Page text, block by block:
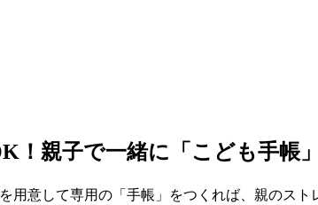
！親子で一緒に「こども手帳
用意して専用の「手帳」をつくれば、親のス